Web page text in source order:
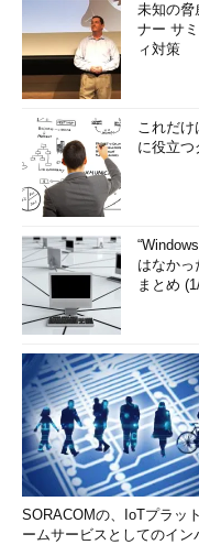
未知の
ナー サ
ィ対策
これだ
に役立つ
はなか
まとめ
SORACOMの、IoTプラッ
ームサービスとしてのイン